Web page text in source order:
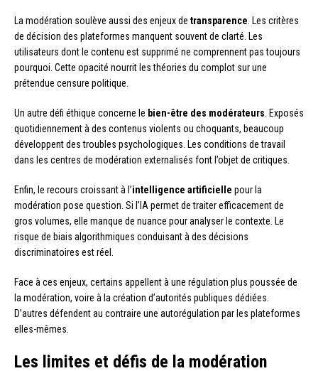
La modération soulève aussi des enjeux de transparence . Les critères
de décision des plateformes manquent souvent de clarté. Les
utilisateurs dont le contenu est supprimé ne comprennent pas toujours
pourquoi. Cette opacité nourrit les théories du complot sur une
prétendue censure politique.
Un autre défi éthique concerne le bien-être des modérateurs . Exposés
quotidiennement à des contenus violents ou choquants, beaucoup
développent des troubles psychologiques. Les conditions de travail
dans les centres de modération externalisés font l’objet de critiques.
Enfin, le recours croissant à l’intelligence artificielle pour la
modération pose question. Si l’IA permet de traiter efficacement de
gros volumes, elle manque de nuance pour analyser le contexte. Le
risque de biais algorithmiques conduisant à des décisions
discriminatoires est réel.
Face à ces enjeux, certains appellent à une régulation plus poussée de
la modération, voire à la création d’autorités publiques dédiées.
D’autres défendent au contraire une autorégulation par les plateformes
elles-mêmes.
Les limites et défis de la modération